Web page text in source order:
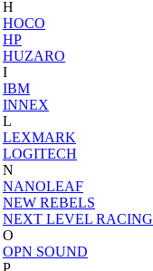
H
HOCO
HP
HUZARO
I
IBM
INNEX
L
LEXMARK
LOGITECH
N
NANOLEAF
NEW REBELS
NEXT LEVEL RACING
O
OPN SOUND
P